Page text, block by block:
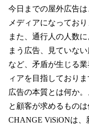
今日までの屋外広告は
メディアになっており
また、通行人の人数
まう広告、見ていな
など、矛盾が生じる
ィアを目指しておりま
広告の本質とは何か
と顧客が求めるものは
CHANGE ViSiONは